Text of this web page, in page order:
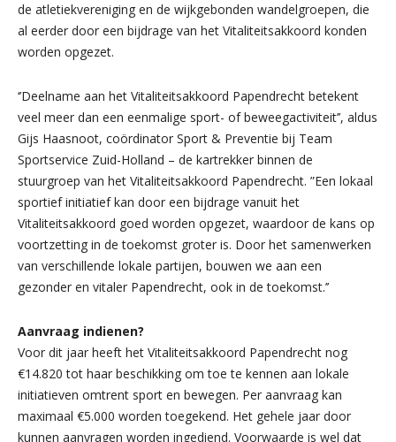
de atletiekvereniging en de wijkgebonden wandelgroepen, die
al eerder door een bijdrage van het Vitaliteitsakkoord konden
worden opgezet.
‘’Deelname aan het Vitaliteitsakkoord Papendrecht betekent
veel meer dan een eenmalige sport- of beweegactiviteit’’, aldus
Gijs Haasnoot, coördinator Sport & Preventie bij Team
Sportservice Zuid-Holland – de kartrekker binnen de
stuurgroep van het Vitaliteitsakkoord Papendrecht. ”Een lokaal
sportief initiatief kan door een bijdrage vanuit het
Vitaliteitsakkoord goed worden opgezet, waardoor de kans op
voortzetting in de toekomst groter is. Door het samenwerken
van verschillende lokale partijen, bouwen we aan een
gezonder en vitaler Papendrecht, ook in de toekomst.’’
Aanvraag indienen?
Voor dit jaar heeft het Vitaliteitsakkoord Papendrecht nog
€14.820 tot haar beschikking om toe te kennen aan lokale
initiatieven omtrent sport en bewegen. Per aanvraag kan
maximaal €5.000 worden toegekend. Het gehele jaar door
kunnen aanvragen worden ingediend. Voorwaarde is wel dat